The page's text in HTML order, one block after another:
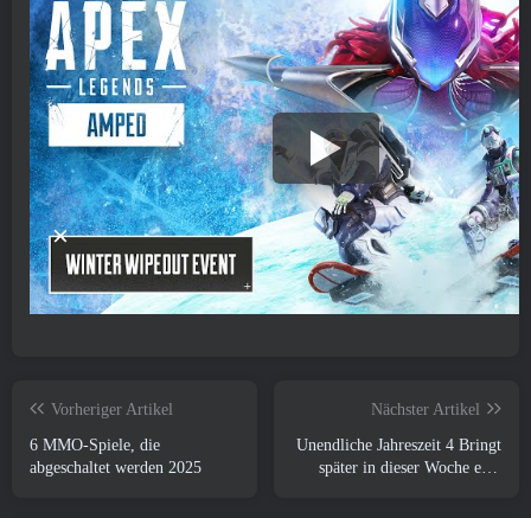
Vorheriger Artikel
6 MMO-Spiele, die
abgeschaltet werden 2025
Nächster Artikel
Unendliche Jahreszeit 4 Bringt
später in dieser Woche eine